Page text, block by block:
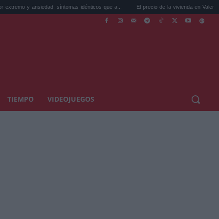
síntomas idénticos que a... El precio de la vivienda en Valencia sube a 3.485
TIEMPO VIDEOJUEGOS